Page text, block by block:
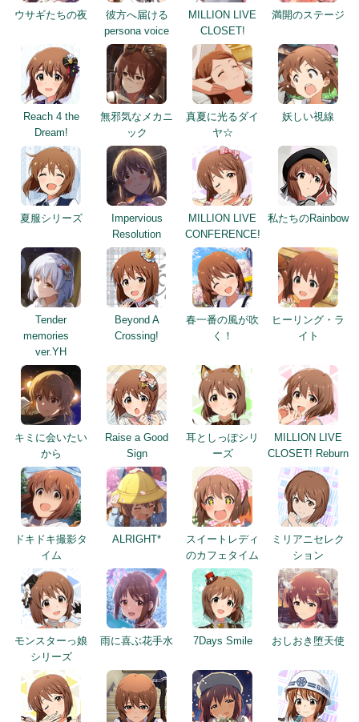
ウサギたちの夜
彼方へ届ける
persona voice
MILLION LIVE
CLOSET!
満開のステージ
Reach 4 the
Dream!
無邪気なメカニ
ック
真夏に光るダイ
ヤ☆
妖しい視線
夏服シリーズ
Impervious
Resolution
MILLION LIVE
CONFERENCE!
私たちのRainbow
Tender
memories
ver.YH
Beyond A
Crossing!
春一番の風が吹
く！
ヒーリング・ラ
イト
キミに会いたい
から
Raise a Good
Sign
耳としっぽシリ
ーズ
MILLION LIVE
CLOSET! Reburn
ドキドキ撮影タ
イム
ALRIGHT*
スイートレディ
のカフェタイム
ミリアニセレク
ション
モンスターっ娘
シリーズ
雨に喜ぶ花手水 7Days Smile おしおき堕天使